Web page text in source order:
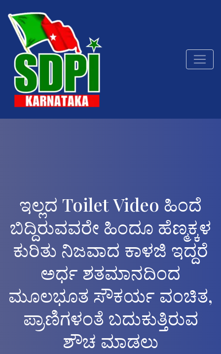
ಇಲ್ಲದ Toilet Video ಹಿಂದೆ
ಬಿದ್ದಿರುವವರೇ ಹಿಂದೂ ಹೆಣ್ಮಕ್ಕಳ
ಕುರಿತು ನಿಜವಾದ ಕಾಳಜಿ ಇದ್ದರೆ
ಅರ್ಧ ಶತಮಾನದಿಂದ
ಮೂಲಭೂತ ಸೌಕರ್ಯ ವಂಚಿತ,
ಪ್ರಾಣಿಗಳಂತೆ ಬದುಕುತ್ತಿರುವ
ಶೌಚ ಮಾಡಲು